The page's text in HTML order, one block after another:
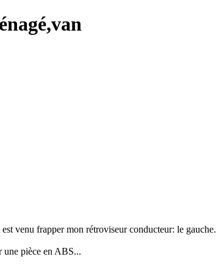
venu frapper mon rétroviseur conducteur: le gauche.
une pièce en ABS...